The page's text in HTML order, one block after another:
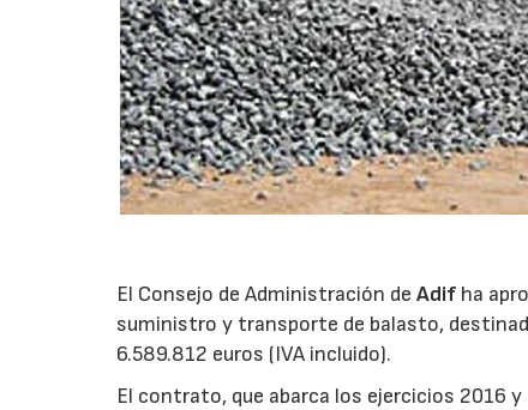
El Consejo de Administración deAdif ha
suministro y transporte de balasto,
6.589.812 euros (IVA incluido).
El contrato, que abarca los ejercicios 2016